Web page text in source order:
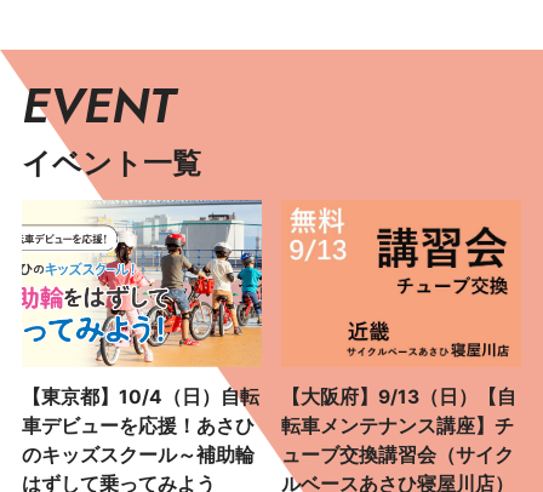
EVENT
イベント一覧
【東京都】10/4（日）自転
車デビューを応援！あさひ
のキッズスクール～補助輪
はずして乗ってみよう
【大阪府】9/13（日）【自
転車メンテナンス講座】チ
ューブ交換講習会（サイク
ルベースあさひ寝屋川店）